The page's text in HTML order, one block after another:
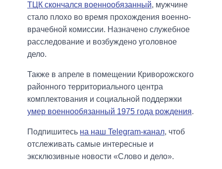
ТЦК скончался военнообязанный, мужчине
стало плохо во время прохождения военно-
врачебной комиссии. Назначено служебное
расследование и возбуждено уголовное
дело.
Также в апреле в помещении Криворожского
районного территориального центра
комплектования и социальной поддержки
умер военнообязанный 1975 года рождения.
Подпишитесь на наш Telegram-канал, чтоб
отслеживать самые интересные и
эксклюзивные новости «Слово и дело».